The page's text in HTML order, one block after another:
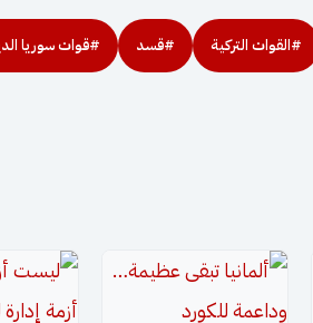
#القوات التركية #قسد #قوات سوريا